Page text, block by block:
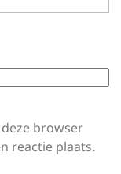
browser
reactie plaats.